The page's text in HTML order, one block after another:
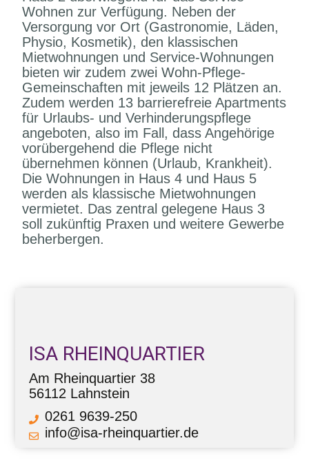
Wohnen zur Verfügung. Neben der
Versorgung vor Ort (Gastronomie, Läden,
Physio, Kosmetik), den klassischen
Mietwohnungen und Service-Wohnungen
bieten wir zudem zwei Wohn-Pflege-
Gemeinschaften mit jeweils 12 Plätzen an.
Zudem werden 13 barrierefreie Apartments
für Urlaubs- und Verhinderungspflege
angeboten, also im Fall, dass Angehörige
vorübergehend die Pflege nicht
übernehmen können (Urlaub, Krankheit).
Die Wohnungen in Haus 4 und Haus 5
werden als klassische Mietwohnungen
vermietet. Das zentral gelegene Haus 3
soll zukünftig Praxen und weitere Gewerbe
beherbergen.
ISA RHEINQUARTIER
Am Rheinquartier 38
56112 Lahnstein
0261 9639-250
info@isa-rheinquartier.de